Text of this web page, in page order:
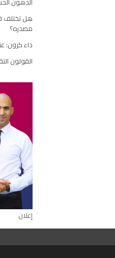
هل تختلف
مصدره؟
داء كرون:
القولون
إعلان